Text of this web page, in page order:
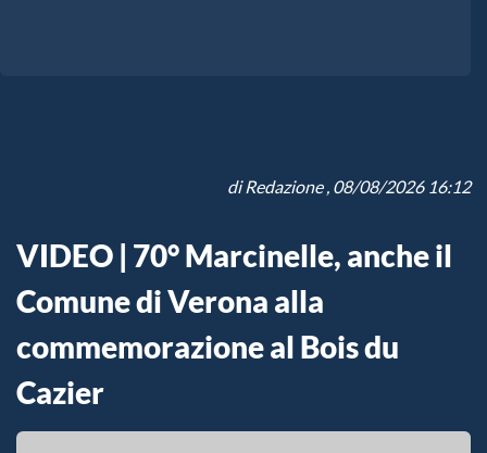
diRedazione, 08/08/2026 16:12
VIDEO | 70° Marcinelle, anche il
Comune di Verona alla
commemorazione al Bois du
Cazier